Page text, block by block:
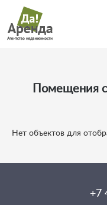
Перейти
основному
содержанию
Помещения
Нет объектов для
+7